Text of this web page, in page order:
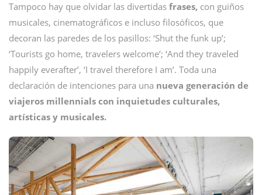
Tampoco hay que olvidar las divertidas frases, con guiños
musicales, cinematográficos e incluso filosóficos, que
decoran las paredes de los pasillos: ‘Shut the funk up’;
‘Tourists go home, travelers welcome’; ‘And they traveled
happily everafter’, ‘I travel therefore I am’. Toda una
declaración de intenciones para una nueva generación de
viajeros millennials con inquietudes culturales,
artísticas y musicales.